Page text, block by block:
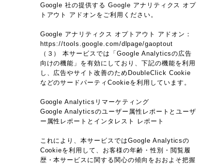
Google 社の提供する Google アナリティクス オプ
トアウト アドオンをご利用ください。
Google アナリティクス オプトアウト アドオン：
https://tools.google.com/dlpage/gaoptout
（３） 本サービスでは「Google Analyticsの広告
向けの機能」を有効にしており、下記の機能を利用
し、広告やサイト改善のためDoubleClick Cookie
などのサードパーティCookieを利用しています。
Google Analyticsリマーケティング
Google Analyticsのユーザー属性レポートとユーザ
ー属性レポートとインタレスト レポート
これにより、本サービスではGoogle Analyticsの
Cookieを利用して、お客様の年齢・性別・閲覧履
歴・本サービスに関する関心の傾向をおおよそ把握